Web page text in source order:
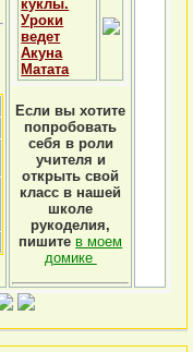
куклы.
Уроки
ведет
Акуна
Матата
Если вы хотите
попробовать
себя в роли
учителя и
открыть свой
класс в нашей
школе
рукоделия,
пишите в моем
домике